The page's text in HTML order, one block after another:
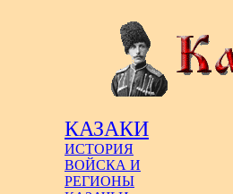
КАЗАКИ
ИСТОРИЯ
ВОЙСКА И
РЕГИОНЫ